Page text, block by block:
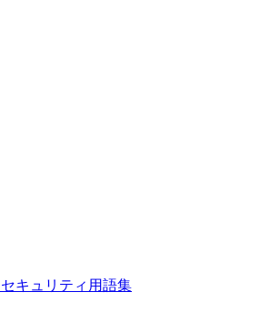
セキュリティ 用語集